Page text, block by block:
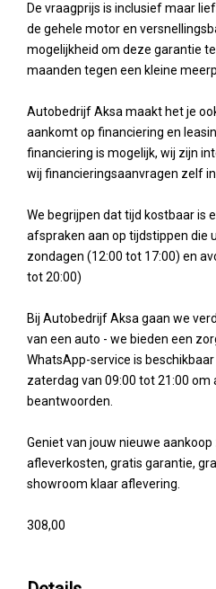
De vraagprijs is inclusief maar
de gehele motor en
mogelijkheid om deze garantie
maanden tegen een kleine
Autobedrijf Aksa maakt het je
aankomt op financiering en
financiering is mogelijk, wij zijn
wij financieringsaanvragen zelf
We begrijpen dat tijd kostbaar is
afspraken aan op tijdstippen die
zondagen (12:00 tot 17:00) en
tot 20:00)
Bij Autobedrijf Aksa gaan we
van een auto - we bieden een
WhatsApp-service is
zaterdag van 09:00 tot 21:00 om
beantwoorden.
Geniet van jouw nieuwe
afleverkosten, gratis garantie,
showroom klaar aflevering.
308,00